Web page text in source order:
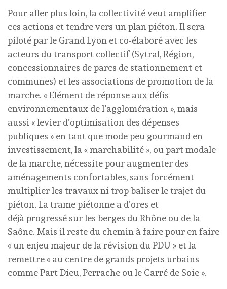
Pour aller plus loin, la collectivité veut amplifier
ces actions et tendre vers un plan piéton. Il sera
piloté par le Grand Lyon et co-élaboré avec les
acteurs du transport collectif (Sytral, Région,
concessionnaires de parcs de stationnement et
communes) et les associations de promotion de la
marche. « Elément de réponse aux défis
environnementaux de l’agglomération », mais
aussi « levier d’optimisation des dépenses
publiques » en tant que mode peu gourmand en
investissement, la « marchabilité », ou part modale
de la marche, nécessite pour augmenter des
aménagements confortables, sans forcément
multiplier les travaux ni trop baliser le trajet du
piéton. La trame piétonne a d’ores et
déjà progressé sur les berges du Rhône ou de la
Saône. Mais il reste du chemin à faire pour en faire
« un enjeu majeur de la révision du PDU » et la
remettre « au centre de grands projets urbains
comme Part Dieu, Perrache ou le Carré de Soie ».